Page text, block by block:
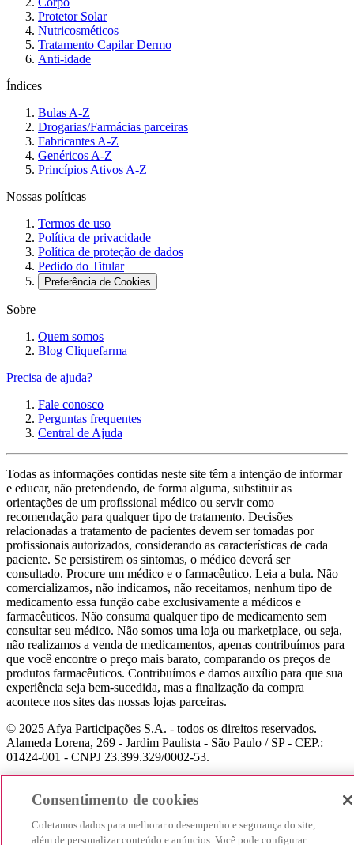
Protetor Solar
Nutricosméticos
Tratamento Capilar Dermo
Anti-idade
Índices
Bulas A-Z
Drogarias/Farmácias parceiras
Fabricantes A-Z
Genéricos A-Z
Princípios Ativos A-Z
Nossas políticas
Termos de uso
Política de privacidade
Política de proteção de dados
Pedido do Titular
Preferência de Cookies
Sobre
Quem somos
Blog Cliquefarma
Precisa de ajuda?
Fale conosco
Perguntas frequentes
Central de Ajuda
Todas as informações contidas neste site têm a intenção de informar
e educar, não pretendendo, de forma alguma, substituir as
orientações de um profissional médico ou servir como
recomendação para qualquer tipo de tratamento. Decisões
relacionadas a tratamento de pacientes devem ser tomadas por
profissionais autorizados, considerando as características de cada
paciente. Se persistirem os sintomas, o médico deverá ser
consultado. Procure um médico e o farmacêutico. Leia a bula. Não
comercializamos, não indicamos, não receitamos, nenhum tipo de
medicamento essa função cabe exclusivamente a médicos e
farmacêuticos. Não consuma qualquer tipo de medicamento sem
consultar seu médico. Não somos uma loja ou marketplace, ou seja,
não realizamos a venda de medicamentos, apenas contribuímos para
que você encontre o preço mais barato, comparando os preços de
produtos farmacêuticos. Contribuímos e damos auxílio para que sua
experiência seja bem-sucedida, mas a finalização da compra
acontece nos sites das nossas lojas parceiras.
© 2025 Afya Participações S.A. - todos os direitos reservados.
Alameda Lorena, 269 - Jardim Paulista - São Paulo / SP - CEP.:
01424-001 - CNPJ 23.399.329/0002-53.
Consentimento de cookies
Coletamos dados para melhorar o desempenho e segurança do site,
além de personalizar conteúdo e anúncios. Você pode configurar